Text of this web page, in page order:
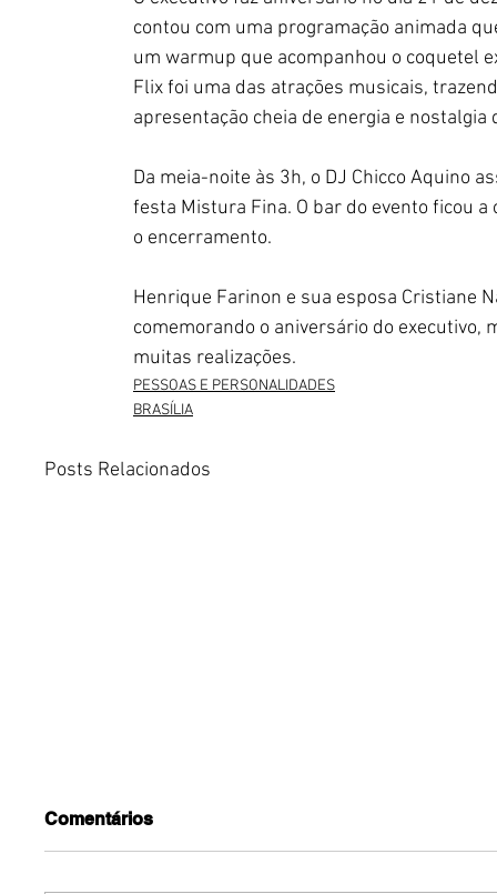
contou com uma programação animada
um warmup que acompanhou o coquetel
Flix foi uma das atrações musicais,
apresentação cheia de energia e nostalgia
Da meia-noite às 3h, o DJ Chicco Aquino
festa Mistura Fina. O bar do evento ficou
o encerramento.
Henrique Farinon e sua esposa Cristiane
comemorando o aniversário do
muitas realizações.
PESSOAS E PERSONALIDADES
BRASÍLIA
Posts Relacionados
Comentários